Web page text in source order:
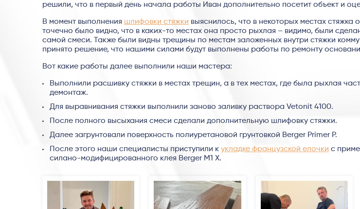
решили, что в первый день начала работы Иван дополнительно посетит объект и
В момент выполнения шлифовки стяжки выяснилось, что в некоторых местах стяжка
точечно было видно, что в каких-то местах она просто рыхлая – видимо, были
самой смеси. Также были видны трещины по местам заложенных внутри стяжки
принято решение, что нашими силами будут выполнены работы по ремонту
Вот какие работы далее выполнили наши мастера:
Выполнили расшивку стяжки в местах трещин, а в тех местах, где была рыхлая
демонтаж.
Для выравнивания стяжки выполнили заново заливку раствора Vetonit 4100.
После полного высыхания смеси сделали дополнительную шлифовку стяжки.
Далее загрунтовали поверхность полиуретановой грунтовкой Berger Primer P.
После этого наши специалисты приступили к укладке французской елочки с
силано-модифицированного клея Berger M1 X.